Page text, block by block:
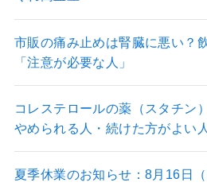
市販の痛み止めは腎臓に悪い？
「注意が必要な人」
コレステロールの薬（スタチン
やめられる人・続けた方がよい
夏季休業のお知らせ：8月16日